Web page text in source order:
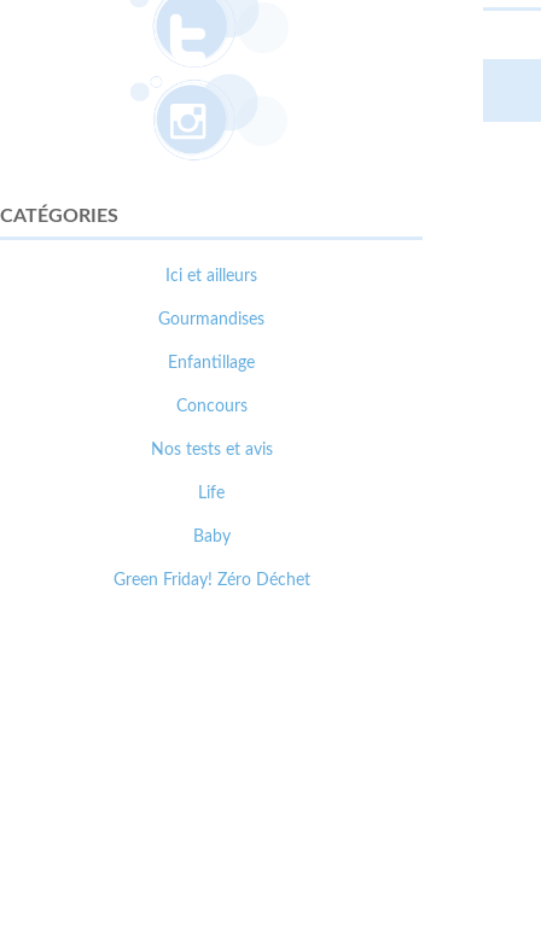
CATÉGORIES
Ici et ailleurs
Gourmandises
Enfantillage
Concours
Nos tests et avis
Life
Baby
Green Friday! Zéro Déchet